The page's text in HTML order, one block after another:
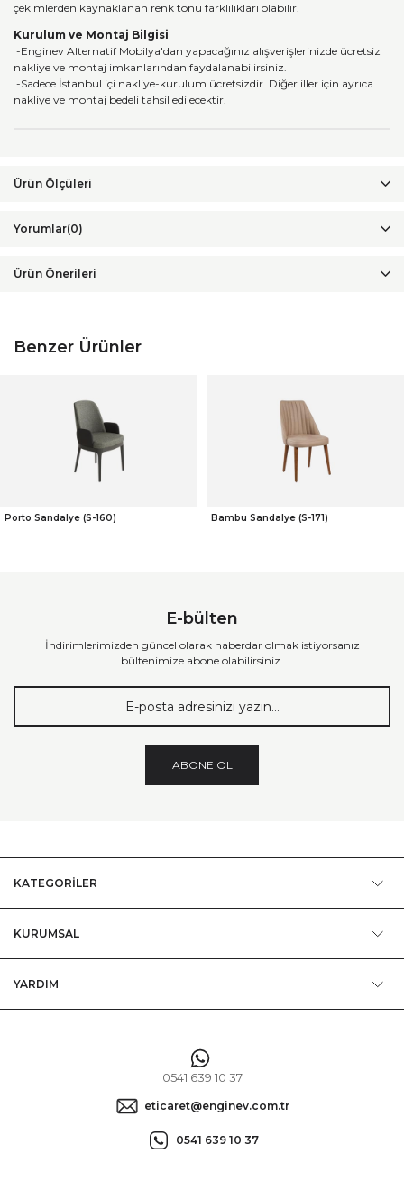
çekimlerden kaynaklanan renk tonu farklılıkları olabilir.
Kurulum ve Montaj Bilgisi
-Enginev Alternatif Mobilya'dan yapacağınız alışverişlerinizde ücretsiz
nakliye ve montaj imkanlarından faydalanabilirsiniz.
-Sadece İstanbul içi nakliye-kurulum ücretsizdir. Diğer iller için ayrıca
nakliye ve montaj bedeli tahsil edilecektir.
Yorumlar(0)
Ürün Önerileri
Benzer Ürünler
Porto Sandalye (S-160) Bambu Sandalye (S-171)
E-bülten
İndirimlerimizden güncel olarak haberdar olmak istiyorsanız
bültenimize abone olabilirsiniz.
ABONE OL
KATEGORİLER
KURUMSAL
YARDIM
0541 639 10 37
eticaret@enginev.com.tr
0541 639 10 37